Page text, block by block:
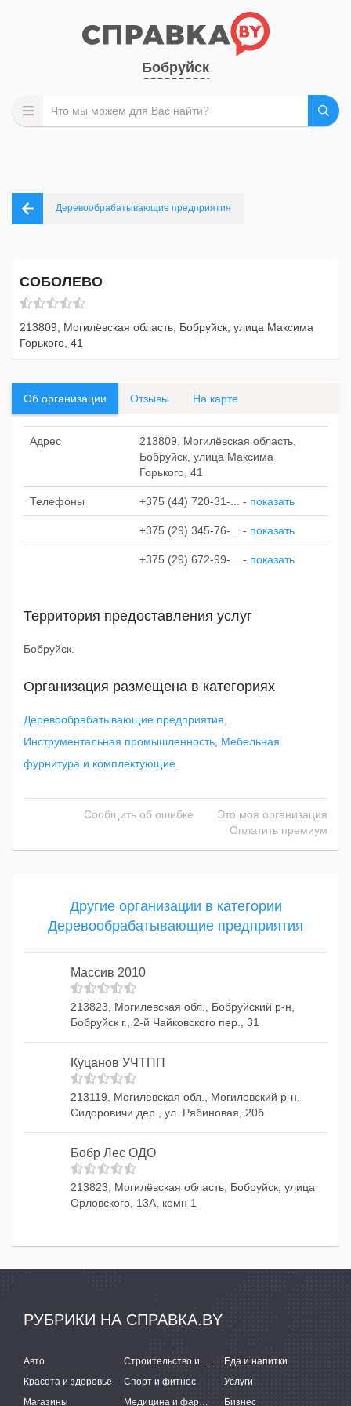
Бобруйск
Деревообрабатывающие предприятия
СОБОЛЕВО
213809, Могилёвская область, Бобруйск, улица Максима
Горького, 41
Об организации Отзывы На карте
Адрес
213809, Могилёвская область,
Бобруйск, улица Максима
Горького, 41
Телефоны +375 (44) 720-31-... - показать
+375 (29) 345-76-... - показать
+375 (29) 672-99-... - показать
Территория предоставления услуг
Бобруйск.
Организация размещена в категориях
Деревообрабатывающие предприятия
Инструментальная промышленность Мебельная
фурнитура и комплектующие
Сообщить об ошибке
Это моя организация
Оплатить премиум
Другие организации в категории
Деревообрабатывающие предприятия
Массив 2010
213823, Могилевская обл., Бобруйский р-н,
Бобруйск г., 2-й Чайковского пер., 31
Куцанов УЧТПП
213119, Могилевская обл., Могилевский р-н,
Сидоровичи дер., ул. Рябиновая, 20б
Бобр Лес ОДО
213823, Могилёвская область, Бобруйск, улица
Орловского, 13А, комн 1
РУБРИКИ НА СПРАВКА.BY
Авто Строительство и ремонт
Еда и напитки
Красота и здоровье
Спорт и фитнес
Услуги
Магазины
Медицина и фармацевтика Бизнес